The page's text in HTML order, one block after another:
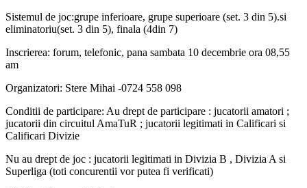
Sistemul de joc:grupe inferioare, grupe superioare (set. 3 din 5).si
eliminatoriu(set. 3 din 5), finala (4din 7)
Inscrierea: forum, telefonic, pana sambata 10 decembrie ora 08,55
am
Organizatori: Stere Mihai -0724 558 098
Conditii de participare: Au drept de participare : jucatorii amatori ;
jucatorii din circuitul AmaTuR ; jucatorii legitimati in Calificari si
Calificari Divizie
Nu au drept de joc : jucatorii legitimati in Divizia B , Divizia A si
Superliga (toti concurentii vor putea fi verificati)